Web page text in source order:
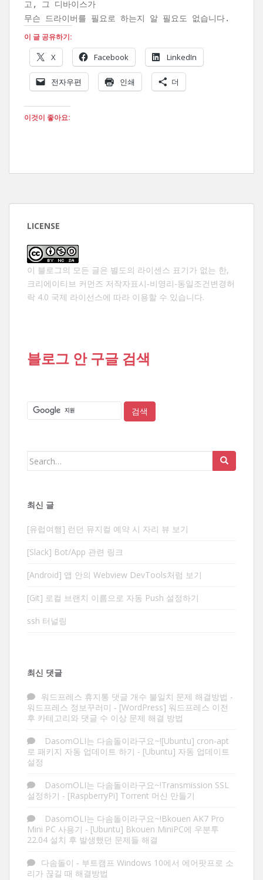
고, 그 디바이스가
무슨 드라이버를 필요로 하는지 알 필요도 없습니다.
이 글 공유하기:
X Facebook LinkedIn
전자우편 인쇄 더
이것이 좋아요:
LICENSE
이 블로그의 모든 글은 별도의 라이센스 표기가 없는 한,
크리에이티브 커먼즈 저작자표시-비영리-동일조건변경허
락 4.0 국제 라이선스에 따라 이용할 수 있습니다.
블로그 안 구글 검색
Search
최신 글
[유럽여행] 런던 뮤지컬 예약 시 자리 뷰 보기
[Slack] Bot/App 관련 링크
[Android] 앱 안의 Webview DevTools처럼 보기
[Git] 로컬 브랜치 이름으로 자동 Push 설정하기
ssh 터널링
최신 댓글
워드프레스 휴지통 댓글 개수 불일치 문제 해결방법 -
워드프레스 정보꾸러미 - [WordPress] 워드프레스 이전
후 카테고리와 댓글 수 이상 문제 해결 방법
DasomOLI는 다솜돌이라구요~![Ubuntu] cron-apt
로 패키지 자동 업데이트 하기 - [Ubuntu] 자동 업데이트
설정
DasomOLI는 다솜돌이라구요~!Transmission SSL
설정하기 - [RaspberryPi] Torrent 머신 만들기
DasomOLI는 다솜돌이라구요~!Bkouen AK7 Pro
Mini PC 사용기 - [Ubuntu] Bkouen MiniPC에 우분투
22.04 설치 후 발생했던 문제들 해결
다솜돌이 - 부트캠프 Windows 10에서 에어팟프로 소
리가 끊길 때 해결방법